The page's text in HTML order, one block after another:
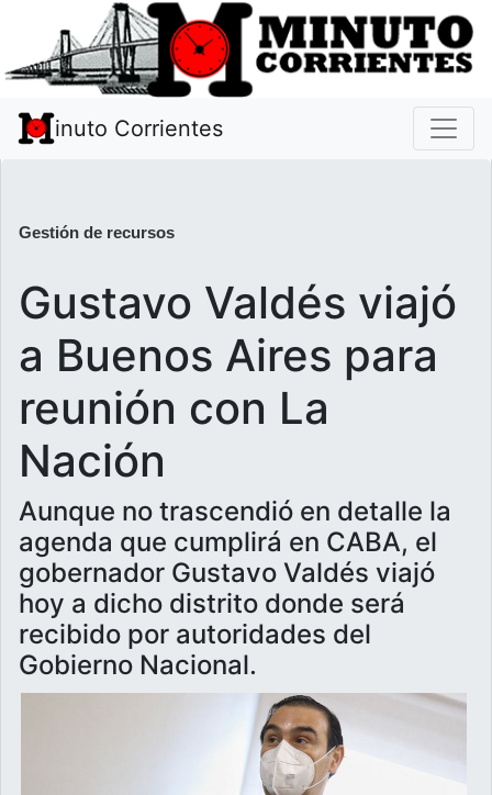
inuto Corrientes
Gestión de recursos
Gustavo Valdés viajó
a Buenos Aires para
reunión con La
Nación
Aunque no trascendió en detalle la
agenda que cumplirá en CABA, el
gobernador Gustavo Valdés viajó
hoy a dicho distrito donde será
recibido por autoridades del
Gobierno Nacional.